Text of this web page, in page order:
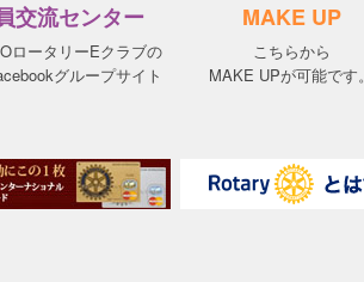
交流センター
ロータリーEクラブの
グループサイト
MAKE UP
こちらから
MAKE UPが可能です。